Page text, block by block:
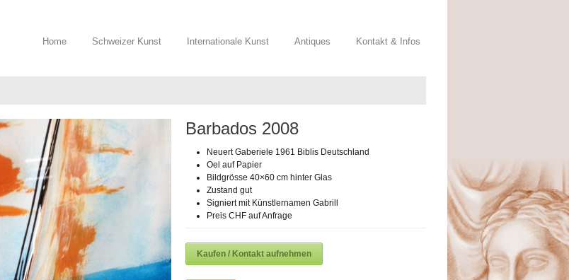
Home Schweizer Kunst Internationale Kunst Antiques Kontakt & Infos
Barbados 2008
Neuert Gaberiele 1961 Biblis Deutschland
Oel auf Papier
Bildgrösse 40×60 cm hinter Glas
Zustand gut
Signiert mit Künstlernamen Gabrill
Preis CHF auf Anfrage
Kaufen / Kontakt aufnehmen